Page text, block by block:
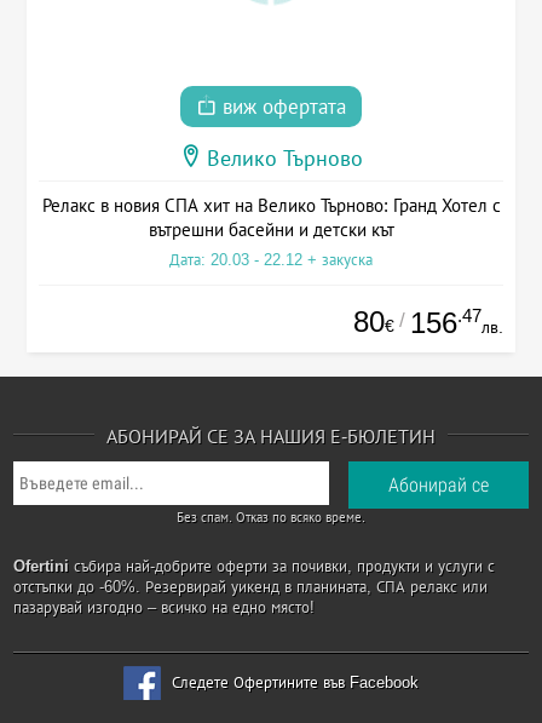
виж офертата
Велико Търново
Релакс в новия СПА хит на Велико Търново: Гранд Хотел с
вътрешни басейни и детски кът
Дата: 20.03 - 22.12 + закуска
80€ / 156.47
лв.
АБОНИРАЙ СЕ ЗА НАШИЯ Е-БЮЛЕТИН
Без спам. Отказ по всяко време.
Ofertini събира най-добрите оферти за почивки, продукти и услуги с
отстъпки до -60%. Резервирай уикенд в планината, СПА релакс или
пазарувай изгодно – всичко на едно място!
Следете Офертините във Facebook